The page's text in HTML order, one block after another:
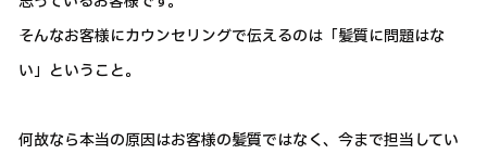
そんなお客様にカウンセリングで伝えるのは「髪質に問題はな
い」ということ。
何故なら本当の原因はお客様の髪質ではなく、今まで担当してい